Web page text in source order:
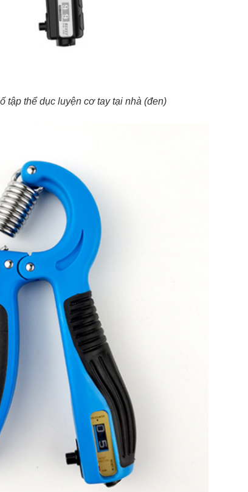
tập thể dục luyện cơ tay tại nhà (đen)
Chào mừng khách hàng mới!
Tặng bạn mã làm quen
cho đơn hàng có giá trị từ
Khi mua hàng trên
mã giảm giá phía trên.
trang thanh toán và sử dụng
LẤY MÃ NGAY
🎁 Đừng Bỏ Lỡ! 🎁
Mã Giảm Giá Dành Riêng Cho Bạn
Giảm ngay-cho bất kỳ đơn hàng nào.
XXX-XXXX
LẤY MÃ NGAY